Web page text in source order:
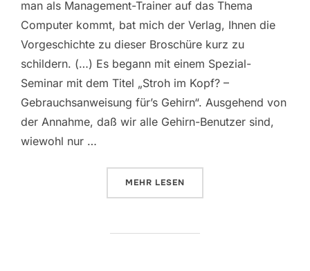
man als Management-Trainer auf das Thema
Computer kommt, bat mich der Verlag, Ihnen die
Vorgeschichte zu dieser Broschüre kurz zu
schildern. (…) Es begann mit einem Spezial-
Seminar mit dem Titel „Stroh im Kopf? –
Gebrauchsanweisung für’s Gehirn“. Ausgehend von
der Annahme, daß wir alle Gehirn-Benutzer sind,
wiewohl nur …
MEHR ÜBER „VERA F. BIRKENBIHLS
LESEN